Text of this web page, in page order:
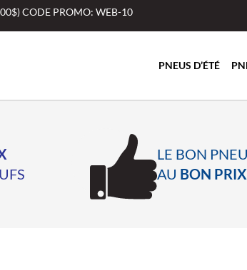
CODE PROMO: WEB-10
PNEUS D’ÉTÉ
LE BON PNEU
AU BON PRIX